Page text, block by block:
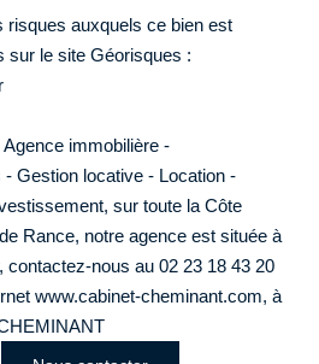
risques auxquels ce bien est
sur le site Géorisques :
immobilière -
Gestion locative - Location -
sur toute la Côte
Rance, notre agence est située à
contactez-nous au 02 23 18 43 20
www.cabinet-cheminant.com, à